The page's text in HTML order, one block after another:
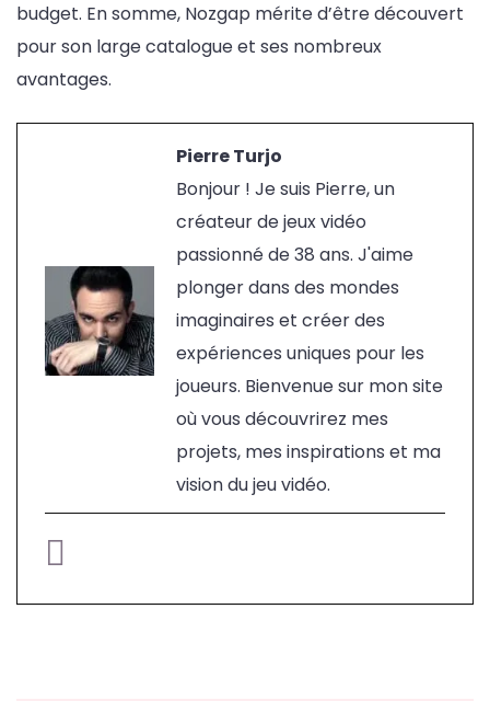
budget. En somme, Nozgap mérite d’être découvert
pour son large catalogue et ses nombreux
avantages.
Pierre Turjo
Bonjour ! Je suis Pierre, un
créateur de jeux vidéo
passionné de 38 ans. J'aime
plonger dans des mondes
imaginaires et créer des
expériences uniques pour les
joueurs. Bienvenue sur mon site
où vous découvrirez mes
projets, mes inspirations et ma
vision du jeu vidéo.